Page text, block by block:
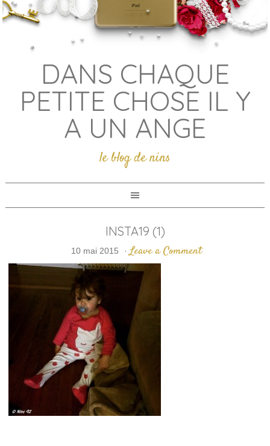
DANS CHAQUE
PETITE CHOSE IL Y
A UN ANGE
le blog de nins
INSTA19 (1)
10 mai 2015 · Leave a Comment